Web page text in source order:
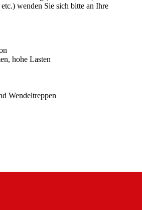
wenden Sie sich bitte an Ihre
hohe Lasten
Wendeltreppen